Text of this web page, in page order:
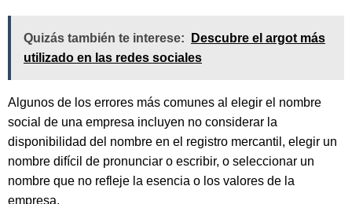
Quizás también te interese:
Descubre el argot más
utilizado en las redes sociales
Algunos de los errores más comunes al elegir el nombre
social de una empresa incluyen no considerar la
disponibilidad del nombre en el registro mercantil, elegir un
nombre difícil de pronunciar o escribir, o seleccionar un
nombre que no refleje la esencia o los valores de la
empresa.